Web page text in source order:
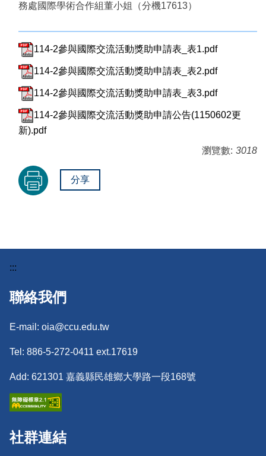
務處國際學術合作組董小姐（分機17613）
114-2參與國際交流活動獎助申請表_表1.pdf
114-2參與國際交流活動獎助申請表_表2.pdf
114-2參與國際交流活動獎助申請表_表3.pdf
114-2參與國際交流活動獎助申請公告(1150602更
新).pdf
瀏覽數: 3018
分享
:::
聯絡我們
E-mail: oia@ccu.edu.tw
Tel: 886-5-272-0411 ext.17619
Add: 621301 嘉義縣民雄鄉大學路一段168號
社群連結